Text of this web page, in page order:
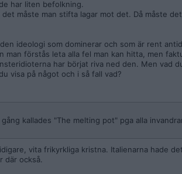
har liten befolkning.
måste man stifta lagar mot det. Då måste
ideologi som dominerar och som är rent
förstås leta alla fel man kan hitta, men
har börjat riva ned den. Men vad
visa på något och i så fall vad?
kallades "The melting pot" pga alla
vita frikyrkliga kristna. Italienarna hade
där också.